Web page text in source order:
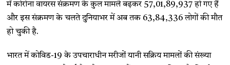
में कोरोना वायरस संक्रमण के कुल मामले बढ़कर 57,01,89,937 हो गए हैं
और इस संक्रमण के चलते दुनियाभर में अब तक 63,84,336 लोगों की मौत
हो चुकी है.
भारत में कोविड-19 के उपचाराधीन मरीजों यानी सक्रिय मामलों की संख्या